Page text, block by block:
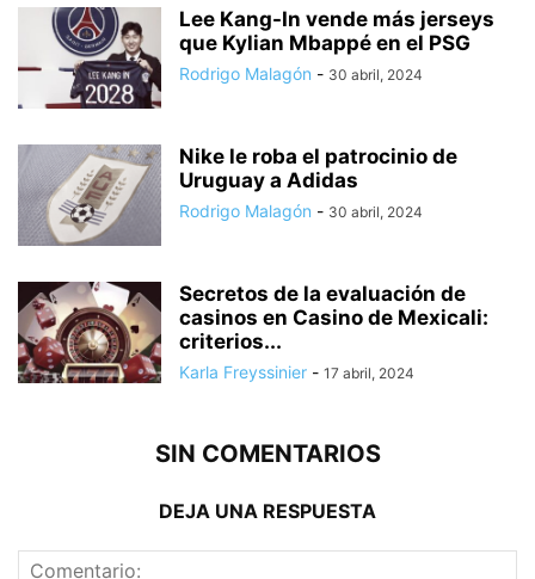
Lee Kang-In vende más jerseys
que Kylian Mbappé en el PSG
Rodrigo Malagón - 30 abril, 2024
Nike le roba el patrocinio de
Uruguay a Adidas
Rodrigo Malagón - 30 abril, 2024
Secretos de la evaluación de
casinos en Casino de Mexicali:
сriterios...
Karla Freyssinier - 17 abril, 2024
SIN COMENTARIOS
DEJA UNA RESPUESTA